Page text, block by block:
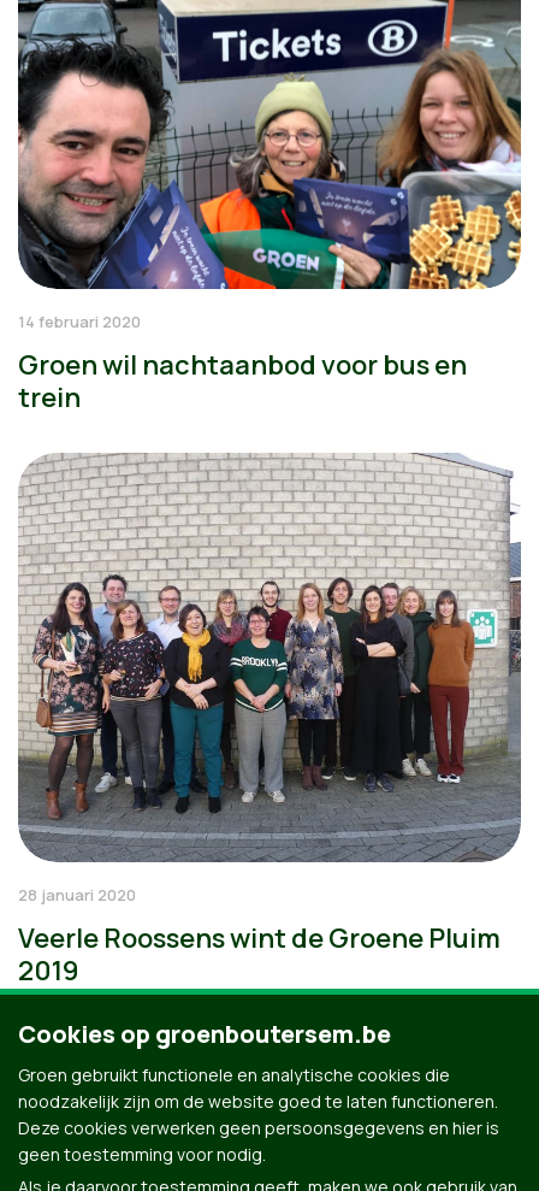
14 februari 2020
Groen wil nachtaanbod voor bus en
trein
28 januari 2020
Veerle Roossens wint de Groene Pluim
2019
Cookies op groenboutersem.be
Groen gebruikt functionele en analytische cookies die
noodzakelijk zijn om de website goed te laten functioneren.
Deze cookies verwerken geen persoonsgegevens en hier is
geen toestemming voor nodig.